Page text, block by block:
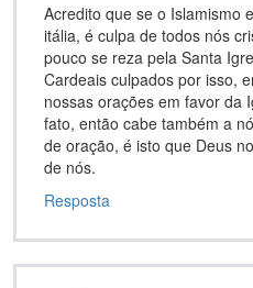
Acredito que se o Islamismo
itália, é culpa de todos nós
pouco se reza pela Santa
Cardeais culpados por isso,
nossas orações em favor da
fato, então cabe também a
de oração, é isto que Deus
de nós.
Resposta